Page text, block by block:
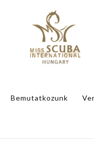
Bemutatkozunk